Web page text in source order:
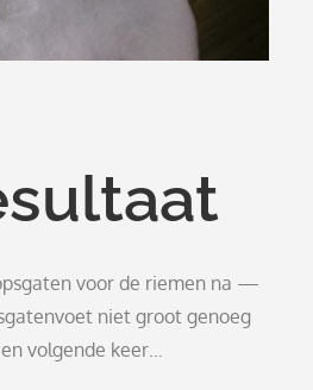
voor de riemen na —
niet groot genoeg
volgende keer…